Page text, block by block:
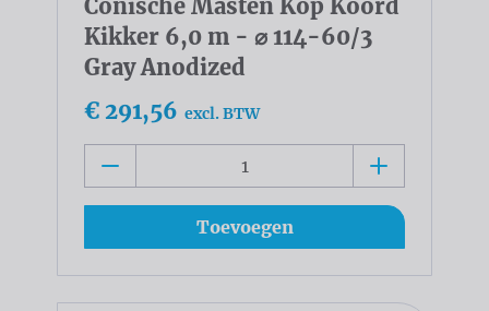
Conische Masten Kop Koord
Kikker 6,0 m - ⌀ 114-60/3
Gray Anodized
€ 291,56 excl. BTW
Toevoegen